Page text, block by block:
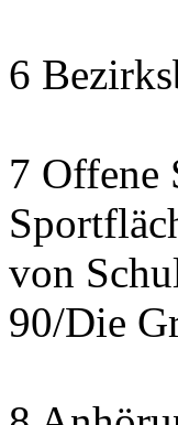
6
7 Offene
von
90/Die